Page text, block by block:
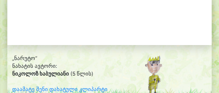
„ნარუტო“
ნახატის ავტორი:
ნიკოლოზ ხაბულიანი (5 წლის)
დაამატე შენი დახატული კლიპარტი